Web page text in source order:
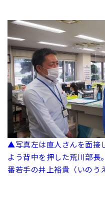
▲写真左は直人さんを面接
よう背中を押した荒川部長
番若手の井上裕貴（いのう